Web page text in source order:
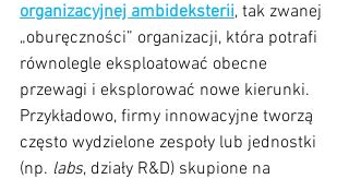
organizacyjnej ambideksterii, tak zwanej
„oburęczności” organizacji, która potrafi
równolegle eksploatować obecne
przewagi i eksplorować nowe kierunki.
Przykładowo, firmy innowacyjne tworzą
często wydzielone zespoły lub jednostki
(np. labs, działy R&D) skupione na